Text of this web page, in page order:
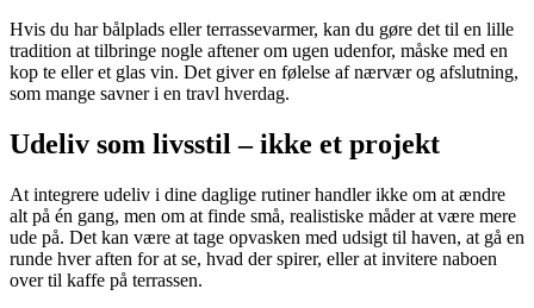
Hvis du har bålplads eller terrassevarmer, kan du gøre det til en lille
tradition at tilbringe nogle aftener om ugen udenfor, måske med en
kop te eller et glas vin. Det giver en følelse af nærvær og afslutning,
som mange savner i en travl hverdag.
Udeliv som livsstil – ikke et projekt
At integrere udeliv i dine daglige rutiner handler ikke om at ændre
alt på én gang, men om at finde små, realistiske måder at være mere
ude på. Det kan være at tage opvasken med udsigt til haven, at gå en
runde hver aften for at se, hvad der spirer, eller at invitere naboen
over til kaffe på terrassen.